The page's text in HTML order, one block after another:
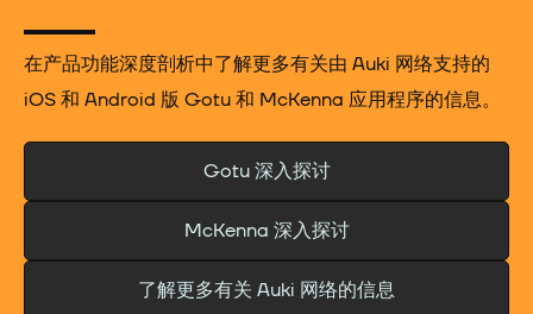
在产品功能深度剖析中了解更多有关由 Auki 网络支持的
iOS 和 Android 版 Gotu 和 McKenna 应用程序的信息。
Gotu 深入探讨
McKenna 深入探讨
了解更多有关 Auki 网络的信息